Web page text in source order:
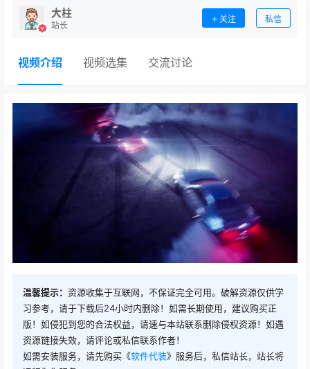
大柱
站长
关注 私信
视频介绍 视频选集 交流讨论
温馨提示： 资源收集于互联网，不保证完全可用。破解资源仅供学
习参考，请于下载后24小时内删除！如需长期使用，建议购买正
版！如侵犯到您的合法权益，请速与本站联系删除侵权资源！如遇
资源链接失效，请评论或私信联系作者！
如需安装服务，请先购买《软件代装》服务后，私信站长，站长将